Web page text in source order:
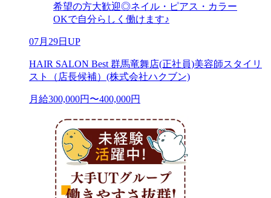
希望の方大歓迎◎ネイル・ピアス・カラー
OKで自分らしく働けます♪
07月29日UP
HAIR SALON Best 群馬竜舞店(正社員)美容師スタイリ
スト（店長候補）(株式会社ハクブン)
月給300,000円〜400,000円